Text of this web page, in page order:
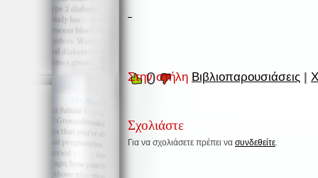
Στην στήλη Βιβλιοπαρουσιάσεις |
0
Σχολιάστε
Για να σχολιάσετε πρέπει να συνδεθείτε